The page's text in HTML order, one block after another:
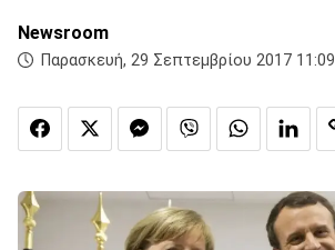
Newsroom
Παρασκευή, 29 Σεπτεμβρίου 2017 11:09